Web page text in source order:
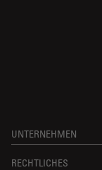
UNTERNEHMEN
RECHTLICHES